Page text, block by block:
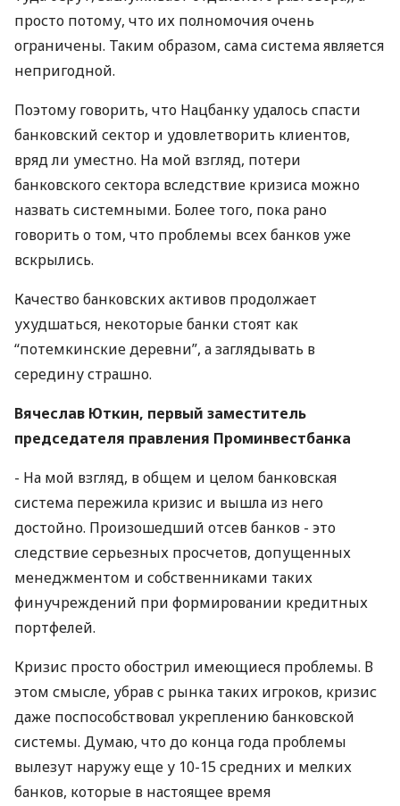
просто потому, что их полномочия очень
ограничены. Таким образом, сама система является
непригодной.
Поэтому говорить, что Нацбанку удалось спасти
банковский сектор и удовлетворить клиентов,
вряд ли уместно. На мой взгляд, потери
банковского сектора вследствие кризиса можно
назвать системными. Более того, пока рано
говорить о том, что проблемы всех банков уже
вскрылись.
Качество банковских активов продолжает
ухудшаться, некоторые банки стоят как
“потемкинские деревни”, а заглядывать в
середину страшно.
Вячеслав Юткин, первый заместитель
председателя правления Проминвестбанка
- На мой взгляд, в общем и целом банковская
система пережила кризис и вышла из него
достойно. Произошедший отсев банков - это
следствие серьезных просчетов, допущенных
менеджментом и собственниками таких
финучреждений при формировании кредитных
портфелей.
Кризис просто обострил имеющиеся проблемы. В
этом смысле, убрав с рынка таких игроков, кризис
даже поспособствовал укреплению банковской
системы. Думаю, что до конца года проблемы
вылезут наружу еще у 10-15 средних и мелких
банков, которые в настоящее время